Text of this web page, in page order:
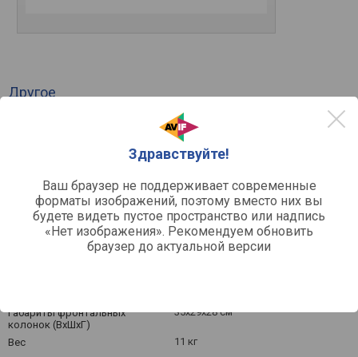
Здравствуйте!
Ваш браузер не поддерживает современные
форматы изображений, поэтому вместо них вы
будете видеть пустое пространство или надпись
«Нет изображения». Рекомендуем обновить
браузер до актуальной версии
Другое
концертная
напольная
Общий частотный диапазон 65 − 20000 Гц
Общее
Диаметр ВЧ динамика
34 мм
Габариты фронтальных
колонок (ВхШхГ)
35x29x28 см
Вес 11 кг